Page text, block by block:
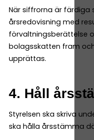
När siffrorna är färdiga
årsredovisning med
förvaltningsberättelse
bolagsskatten fram
upprättas.
4. Håll
Styrelsen ska skriva
ska hålla årsstämma